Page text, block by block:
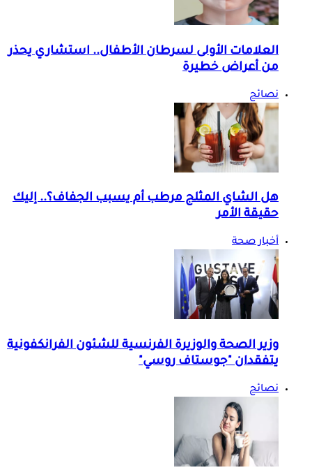
العلامات الأولى لسرطان الأطفال.. استشاري يحذر
من أعراض خطيرة
نصائح
هل الشاي المثلج مرطب أم يسبب الجفاف؟.. إليك
حقيقة الأمر
أخبار صحة
وزير الصحة والوزيرة الفرنسية للشئون الفرانكفونية
يتفقدان "جوستاف روسي"
نصائح